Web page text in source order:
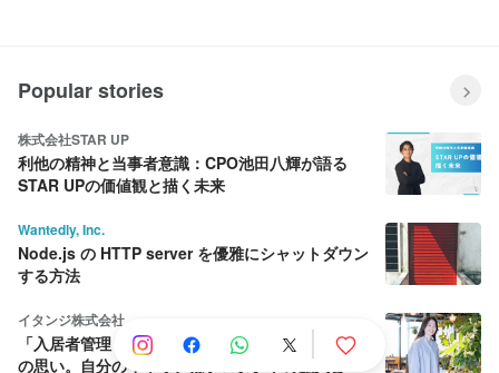
Popular stories
株式会社STAR UP
利他の精神と当事者意識：CPO池田八輝が語る
STAR UPの価値観と描く未来
Wantedly, Inc.
Node.js の HTTP server を優雅にシャットダウン
する方法
イタンジ株式会社
「入居者管理くん」PdM、導入企業の課題解決へ
の思い。自分のキャリアはプロダクトの拡大と共